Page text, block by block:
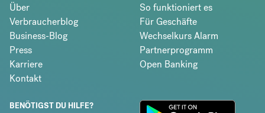
Über
Verbraucherblog
Business-Blog
Press
Karriere
Kontakt
So funktioniert es
Für Geschäfte
Wechselkurs Alarm
Partnerprogramm
Open Banking
BENÖTIGST DU HILFE?